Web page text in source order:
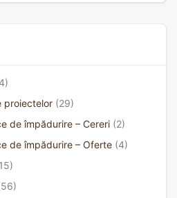
proiectelor (29)
de împădurire – Cereri (2)
de împădurire – Oferte (4)